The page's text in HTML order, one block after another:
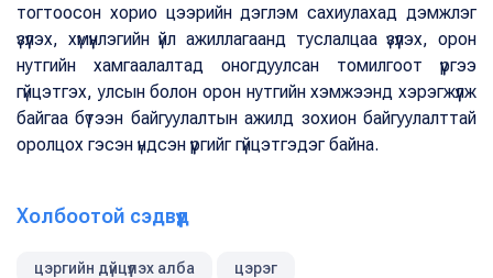
тогтоосон хорио цээрийн дэглэм сахиулахад дэмжлэг
үзүүлэх, хүмүүнлэгийн үйл ажиллагаанд туслалцаа үзүүлэх, орон
нутгийн хамгаалалтад оногдуулсан томилгоот үүргээ
гүйцэтгэх, улсын болон орон нутгийн хэмжээнд хэрэгжүүлж
байгаа бүтээн байгуулалтын ажилд зохион байгуулалттай
оролцох гэсэн үндсэн үүргийг гүйцэтгэдэг байна.
Холбоотой сэдвүүд
цэргийн дүйцүүлэх алба цэрэг